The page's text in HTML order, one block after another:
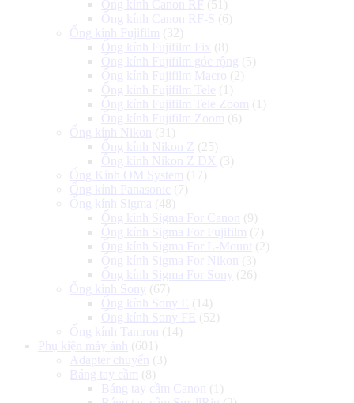
Ống kính Canon RF
(51)
Ống kính Canon RF-S (6)
Ống kính Fujifilm (32)
Ống kính Fujifilm Fix (8)
Ống kính Fujifilm góc rộng (5)
Ống kính Fujifilm Macro (2)
Ống kính Fujifilm Tele (1)
Ống kính Fujifilm Tele Zoom (1)
Ống kính Fujifilm Zoom (6)
Ống kính Nikon
(31)
Ống kính Nikon Z (25)
Ống kính Nikon Z DX (3)
Ống Kính OM System (17)
Ống kính Panasonic (7)
Ống kính Sigma (48)
Ống kính Sigma For Canon
(9)
Ống kính Sigma For Fujifilm (7)
Ống kính Sigma For L-Mount (2)
Ống kính Sigma For Nikon
(3)
Ống kính Sigma For Sony (26)
Ống kính Sony (67)
Ống kính Sony E
(14)
Ống kính Sony FE
(52)
Ống kính Tamron
(14)
Phụ kiện máy ảnh
(601)
Adapter chuyển
(3)
Báng tay cầm (8)
Báng tay cầm Canon
(1)